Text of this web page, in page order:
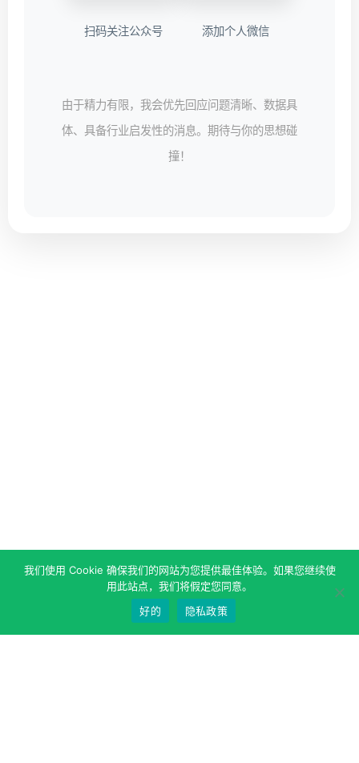
扫码关注公众号 添加个人微信
由于精力有限，我会优先回应问题清晰、数据具
体、具备行业启发性的消息。期待与你的思想碰
撞！
我们使用 Cookie 确保我们的网站为您提供最佳体验。如果您继续使
用此站点，我们将假定您同意。
好的
隐私政策